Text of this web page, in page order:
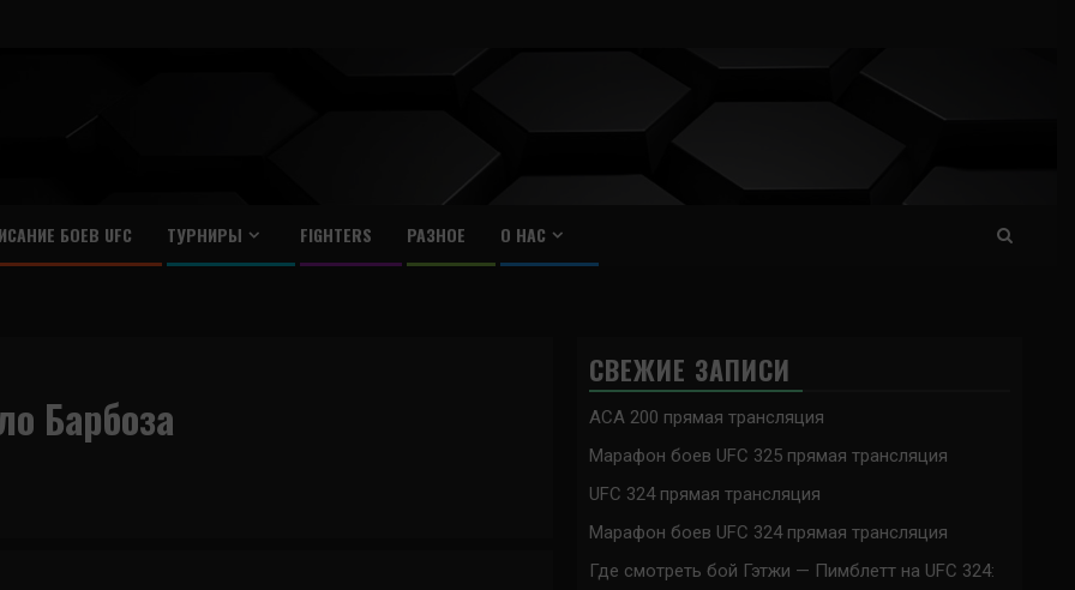
БОЕВ UFC ТУРНИРЫ FIGHTERS РАЗНОЕ О НАС
Барбоза
СВЕЖИЕ ЗАПИСИ
ACA 200 прямая трансляция
Марафон боев UFC 325 прямая трансляция
UFC 324 прямая трансляция
Марафон боев UFC 324 прямая трансляция
Где смотреть бой Гэтжи — Пимблетт на UFC 324: